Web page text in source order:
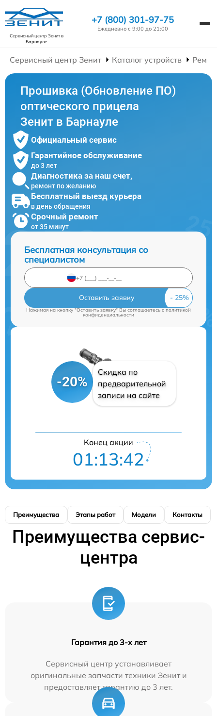
Сервисный центр Зенитв
Барнауле
+7 (800) 301-97-75
Ежедневно с 9:00 до 21:00
Сервисный центр Зенит Каталог устройств
Прошивка (Обновление ПО)
оптического прицела
Зенит в Барнауле
Официальный сервис
Гарантийное обслуживание
до 3 лет
Диагностика за наш счет,
ремонт по желанию
Бесплатный выезд курьера
в день обращения
Срочный ремонт
от 35 минут
Бесплатная консультация со
специалистом
Оставить заявку
Нажимая на кнопку "Оставить заявку" Вы соглашаетесь cполитикой
конфиденциальности
-20%
Скидка по
предварительной
записи на сайте
Конец акции
01:13:42
Преимущества Этапы работ Модели Контакты
Преимущества сервис-
центра
Гарантия до 3-х лет
Сервисный центр устанавливает
оригинальные запчасти техники Зенит и
предоставляет гарантию до 3 лет.